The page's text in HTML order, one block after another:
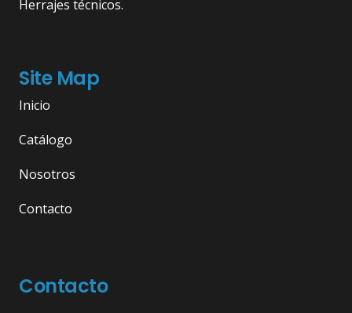
Herrajes técnicos.
Site Map
Inicio
Catálogo
Nosotros
Contacto
Contacto